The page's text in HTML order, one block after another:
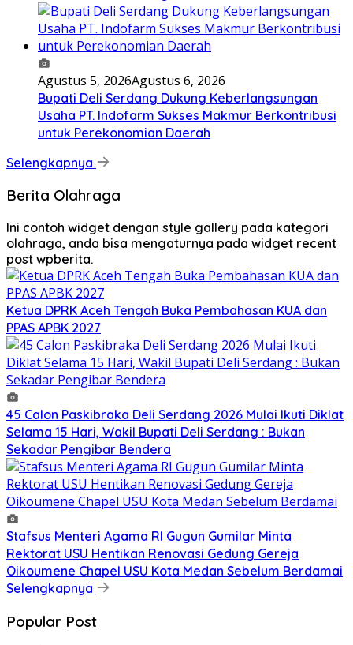
Agustus 5, 2026Agustus 6, 2026
Bupati Deli Serdang Dukung Keberlangsungan
Usaha PT. Indofarm Sukses Makmur Berkontribusi
untuk Perekonomian Daerah
Selengkapnya
Berita Olahraga
Ini contoh widget dengan style gallery pada kategori
olahraga, anda bisa mengaturnya pada widget recent
post wpberita.
Ketua DPRK Aceh Tengah Buka Pembahasan KUA dan
PPAS APBK 2027
45 Calon Paskibraka Deli Serdang 2026 Mulai Ikuti Diklat
Selama 15 Hari, Wakil Bupati Deli Serdang : Bukan
Sekadar Pengibar Bendera
Stafsus Menteri Agama RI Gugun Gumilar Minta
Rektorat USU Hentikan Renovasi Gedung Gereja
Oikoumene Chapel USU Kota Medan Sebelum Berdamai
Selengkapnya
Popular Post